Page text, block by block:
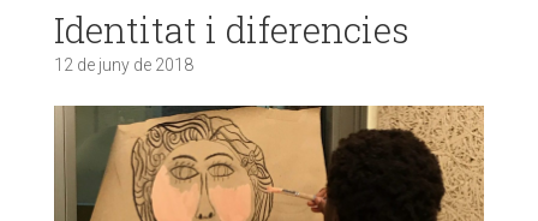
Identitat i diferencies
12 de juny de 2018